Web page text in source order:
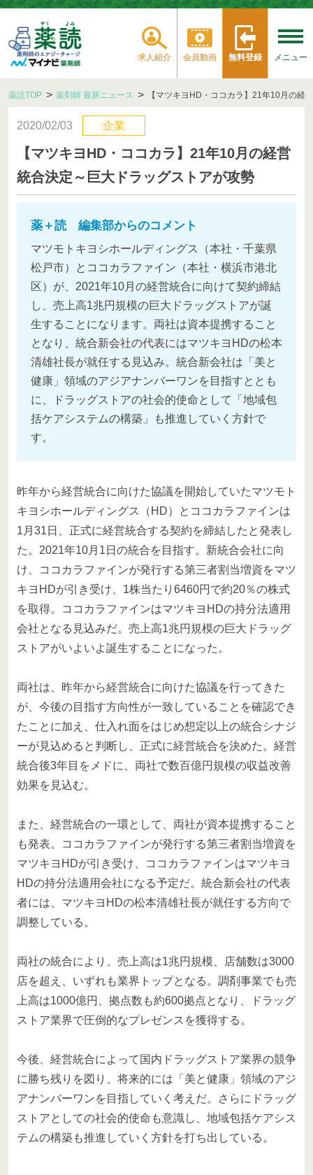
求人紹介 会員動画 無料登録 メニュー
薬読TOP 薬剤師 最新ニュース 【マツキヨHD・ココカラ】21年10月の経
2020/02/03 企業
【マツキヨHD・ココカラ】21年10月の経営
統合決定～巨大ドラッグストアが攻勢
薬＋読 編集部からのコメント
マツモトキヨシホールディングス（本社・千葉県
松戸市）とココカラファイン（本社・横浜市港北
区）が、2021年10月の経営統合に向けて契約締結
し、売上高1兆円規模の巨大ドラッグストアが誕
生することになります。両社は資本提携すること
となり、統合新会社の代表にはマツキヨHDの松本
清雄社長が就任する見込み。統合新会社は「美と
健康」領域のアジアナンバーワンを目指すととも
に、ドラッグストアの社会的使命として「地域包
括ケアシステムの構築」も推進していく方針で
す。
昨年から経営統合に向けた協議を開始していたマツモト
キヨシホールディングス（HD）とココカラファインは
1月31日、正式に経営統合する契約を締結したと発表し
た。2021年10月1日の統合を目指す。新統合会社に向
け、ココカラファインが発行する第三者割当増資をマツ
キヨHDが引き受け、1株当たり6460円で約20％の株式
を取得。ココカラファインはマツキヨHDの持分法適用
会社となる見込みだ。売上高1兆円規模の巨大ドラッグ
ストアがいよいよ誕生することになった。
両社は、昨年から経営統合に向けた協議を行ってきた
が、今後の目指す方向性が一致していることを確認でき
たことに加え、仕入れ面をはじめ想定以上の統合シナジ
ーが見込めると判断し、正式に経営統合を決めた。経営
統合後3年目をメドに、両社で数百億円規模の収益改善
効果を見込む。
また、経営統合の一環として、両社が資本提携すること
も発表。ココカラファインが発行する第三者割当増資を
マツキヨHDが引き受け、ココカラファインはマツキヨ
HDの持分法適用会社になる予定だ。統合新会社の代表
者には、マツキヨHDの松本清雄社長が就任する方向で
調整している。
両社の統合により、売上高は1兆円規模、店舗数は3000
店を超え、いずれも業界トップとなる。調剤事業でも売
上高は1000億円、拠点数も約600拠点となり、ドラッグ
ストア業界で圧倒的なプレゼンスを獲得する。
今後、経営統合によって国内ドラッグストア業界の競争
に勝ち残りを図り、将来的には「美と健康」領域のアジ
アナンバーワンを目指していく考えだ。さらにドラッグ
ストアとしての社会的使命も意識し、地域包括ケアシス
テムの構築も推進していく方針を打ち出している。